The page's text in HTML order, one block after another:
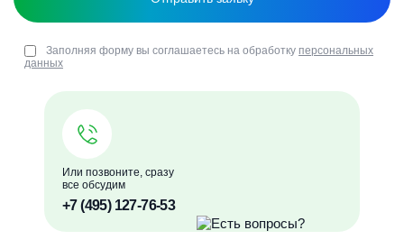
Или позвоните, сразу
все обсудим
+7 (495) 127-76-53
Заполняя форму вы соглашаетесь на обработку персональных
данных